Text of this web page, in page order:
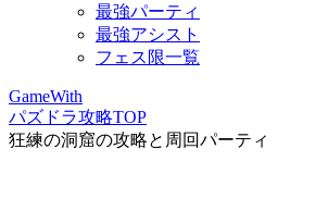
最強パーティ
最強アシスト
フェス限一覧
GameWith
パズドラ攻略TOP
狂練の洞窟の攻略と周回パーティ